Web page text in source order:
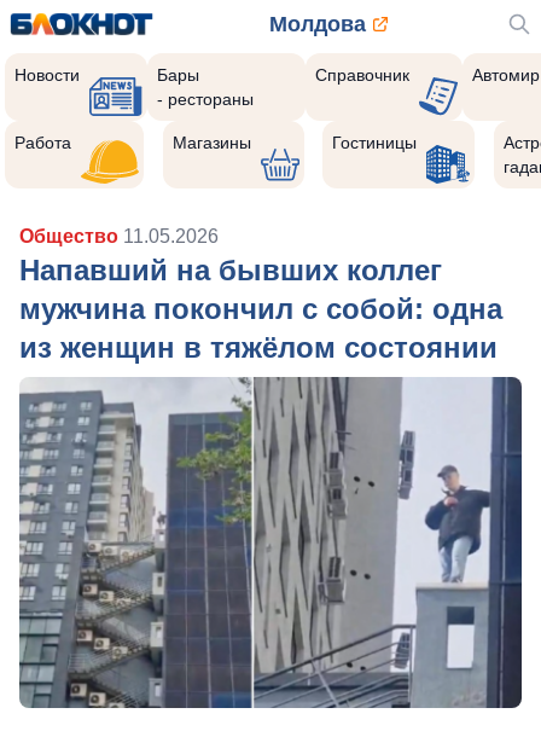
Молдова
Новости
Бары
- рестораны
Справочник Автомир
Работа Магазины Гостиницы
Общество 11.05.2026
Напавший на бывших коллег
мужчина покончил с собой: одна
из женщин в тяжёлом состоянии